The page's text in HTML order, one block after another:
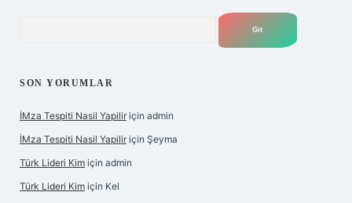
SON YORUMLAR
İMza Tespiti Nasil Yapilir için admin
İMza Tespiti Nasil Yapilir için Şeyma
Türk Lideri Kim için admin
Türk Lideri Kim için Kel